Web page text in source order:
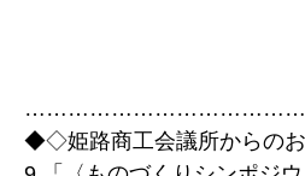
◆◇姫路商工会議所からの